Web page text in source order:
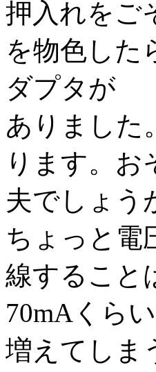
押入れをご
を物色した
ダプタが
ありました
ります。お
夫でしょう
ちょっと電
線すること
70mAくら
増えてしま